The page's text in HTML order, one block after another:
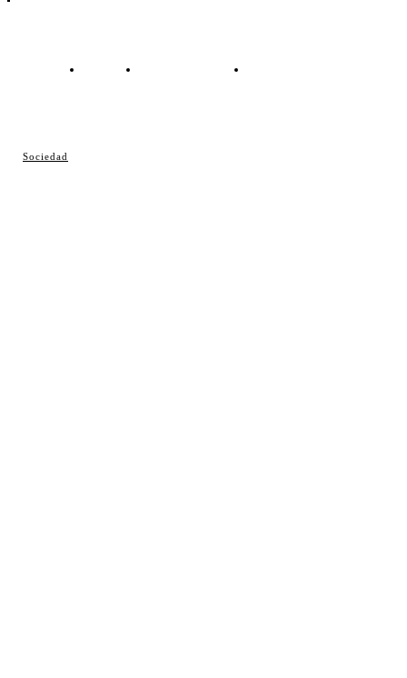
Sociedad
Contacto Política de cookies